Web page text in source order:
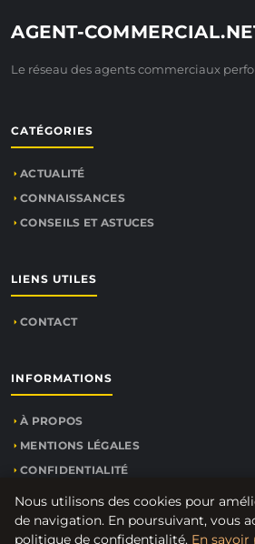
AGENT-
Le réseau des agents commerciaux
CATÉGORIES
ACTUALITÉ
CONNAISSANCES
CONSEILS ET ASTUCES
LIENS UTILES
CONTACT
INFORMATIONS
À PROPOS
MENTIONS LÉGALES
CONFIDENTIALITÉ
PLAN DU SITE
Nous utilisons des cookies pour
de navigation. En poursuivant, vous
politique de confidentialité. En savoir